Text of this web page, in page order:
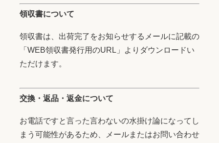
領収書について
領収書は、出荷完了をお知らせするメールに記載の
「WEB領収書発行用のURL」よりダウンロードい
ただけます。
交換・返品・返金について
お電話ですと言った言わないの水掛け論になってし
まう可能性があるため、メールまたはお問い合わせ